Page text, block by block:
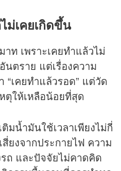
ม่เคยเกิดขึ้น
ท เพราะเคยทำแล้วไม่
นตราย แต่เรื่องความ
“เคยทำแล้วรอด” แต่วัด
ตุให้เหลือน้อยที่สุด
มน้ำมันใช้เวลาเพียงไม่กี่
ยงจากประกายไฟ ความ
ถ และปัจจัยไม่คาดคิด